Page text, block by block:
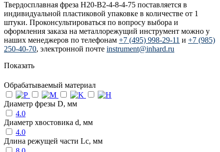
Твердосплавная фреза H20-B2-4-8-4-75 поставляется в
индивидуальной пластиковой упаковке в количестве от 1
штуки. Проконсультироваться по вопросу выбора и
оформления заказа на металлорежущий инструмент можно у
наших менеджеров по телефонам +7 (495) 998-29-11 и +7 (985)
250-40-70, электронной почте instrument@inhard.ru
Показать
Обрабатываемый материал
Диаметр фрезы D, мм
4.0
Диаметр хвостовика d, мм
4.0
Длина режущей части Lc, мм